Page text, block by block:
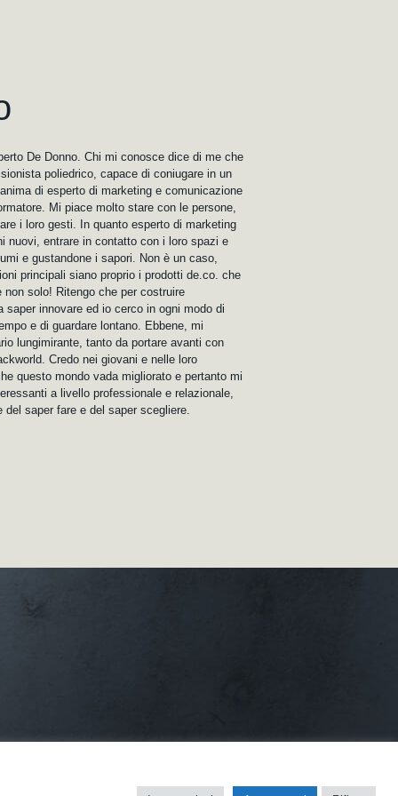
De Donno. Chi mi conosce dice di me che
poliedrico, capace di coniugare in un
di esperto di marketing e comunicazione
Mi piace molto stare con le persone,
i loro gesti. In quanto esperto di marketing
nuovi, entrare in contatto con i loro spazi e
e gustandone i sapori. Non è un caso,
principali siano proprio i prodotti de.co. che
non solo! Ritengo che per costruire
saper innovare ed io cerco in ogni modo di
e di guardare lontano. Ebbene, mi
lungimirante, tanto da portare avanti con
Credo nei giovani e nelle loro
questo mondo vada migliorato e pertanto mi
a livello professionale e relazionale,
saper fare e del saper scegliere.